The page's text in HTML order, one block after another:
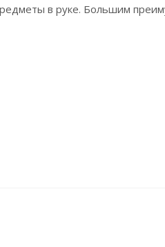
в руке. Большим